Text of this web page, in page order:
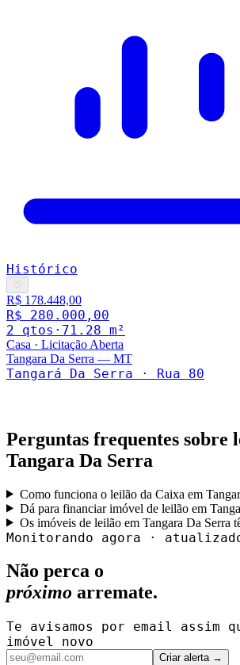
Histórico
♡
R$ 178.448,00
R$ 280.000,00
2 qtos · 71.28 m²
Casa · Licitação Aberta
Tangara Da Serra — MT
Tangará Da Serra · Rua 80
Perguntas frequentes sobre
Tangara Da Serra
Como funciona o leilão da Caixa em
Dá para financiar imóvel de leilão em
Os imóveis de leilão em Tangara Da Serra
Monitorando agora ·
Não perca o
próximo arremate.
Te avisamos por email assim
imóvel novo
Criar alerta →